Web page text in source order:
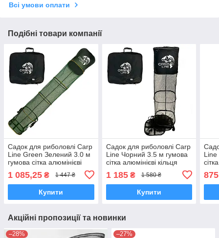
Всі умови оплати
Подібні товари компанії
Садок для риболовлі Carp
Line Green Зелений 3.0 м
гумова сітка алюмінієві
1 085,25 ₴ 1 447 ₴
Купити
Садок для риболовлі Carp
Line Чорний 3.5 м гумова
сітка алюмінієві кільця
1 185₴ 1 580 ₴
Купити
Line
Акційні пропозиції та новинки
–28% –27%